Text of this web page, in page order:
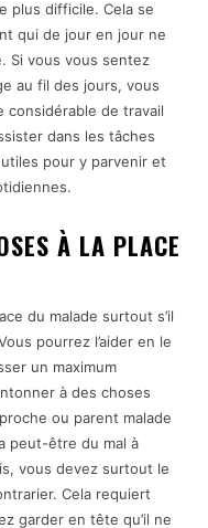
plus difficile. Cela se
qui de jour en jour ne
Si vous vous sentez
au fil des jours, vous
considérable de travail
dans les tâches
pour y parvenir et
À LA PLACE
du malade surtout s’il
pourrez l’aider en le
un maximum
à des choses
ou parent malade
peut-être du mal à
vous devez surtout le
Cela requiert
garder en tête qu’il ne